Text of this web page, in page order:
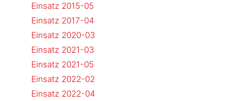
Einsatz 2015-05
Einsatz 2017-04
Einsatz 2020-03
Einsatz 2021-03
Einsatz 2021-05
Einsatz 2022-02
Einsatz 2022-04